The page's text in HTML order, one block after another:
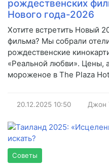
рождественских
Нового года-2026
Хотите встретить Новый
фильма? Мы собрали
рождественские
«Реальной любви». Цены,
мороженое в The Plaza
20.12.2025 10:50 Джон
Советы